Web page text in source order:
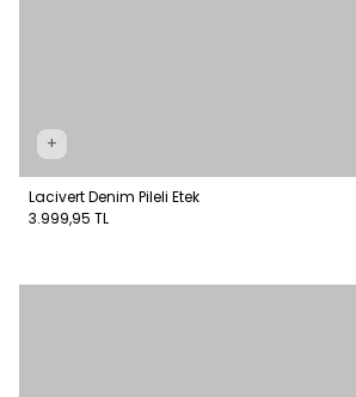
+
Lacivert Denim Pileli Etek
3.999,95 TL